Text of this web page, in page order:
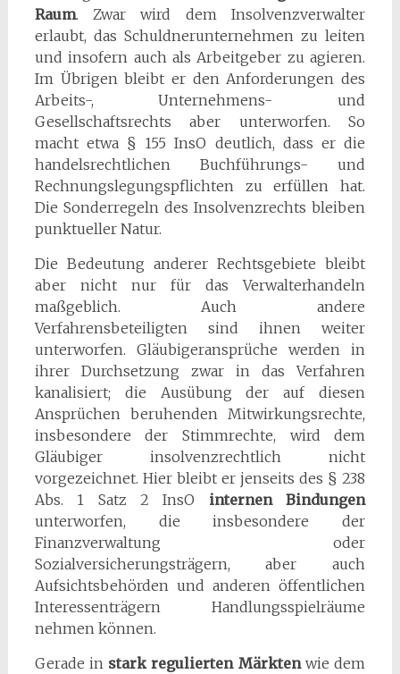
Raum. Zwar wird dem Insolvenzverwalter
erlaubt, das Schuldnerunternehmen zu leiten
und insofern auch als Arbeitgeber zu agieren.
Im Übrigen bleibt er den Anforderungen des
Arbeits-, Unternehmens- und
Gesellschaftsrechts aber unterworfen. So
macht etwa § 155 InsO deutlich, dass er die
handelsrechtlichen Buchführungs- und
Rechnungslegungspflichten zu erfüllen hat.
Die Sonderregeln des Insolvenzrechts bleiben
punktueller Natur.
Die Bedeutung anderer Rechtsgebiete bleibt
aber nicht nur für das Verwalterhandeln
maßgeblich. Auch andere
Verfahrensbeteiligten sind ihnen weiter
unterworfen. Gläubigeransprüche werden in
ihrer Durchsetzung zwar in das Verfahren
kanalisiert; die Ausübung der auf diesen
Ansprüchen beruhenden Mitwirkungsrechte,
insbesondere der Stimmrechte, wird dem
Gläubiger insolvenzrechtlich nicht
vorgezeichnet. Hier bleibt er jenseits des § 238
Abs. 1 Satz 2 InsO internen Bindungen
unterworfen, die insbesondere der
Finanzverwaltung oder
Sozialversicherungsträgern, aber auch
Aufsichtsbehörden und anderen öffentlichen
Interessenträgern Handlungsspielräume
nehmen können.
Gerade in stark regulierten Märktenwie dem